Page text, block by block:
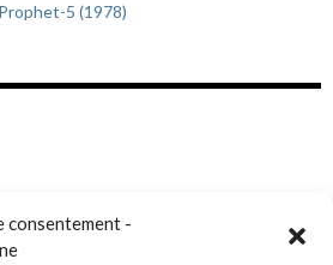
consentement -
5 (1978)